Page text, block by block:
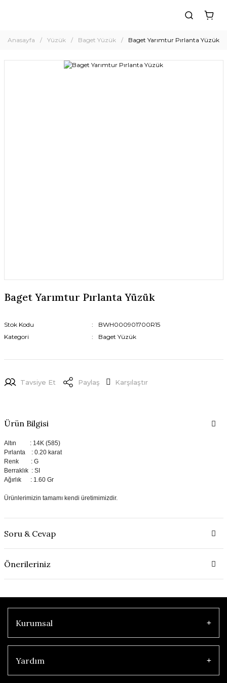
Anasayfa Yüzük Baget Yüzük Baget Yarımtur Pırlanta Yüzük
Baget Yarımtur Pırlanta Yüzük
Stok Kodu
BWH000901700R15
Kategori
Baget Yüzük
Tavsiye Et Paylaş Karşılaştır
Ürün Bilgisi
Altın : 14K (585)
Pırlanta : 0.20 karat
Renk : G
Berraklık : SI
Ağırlık : 1.60 Gr
Ürünlerimizin tamamı kendi üretimimizdir.
Soru & Cevap
Önerileriniz
Kurumsal
Yardım